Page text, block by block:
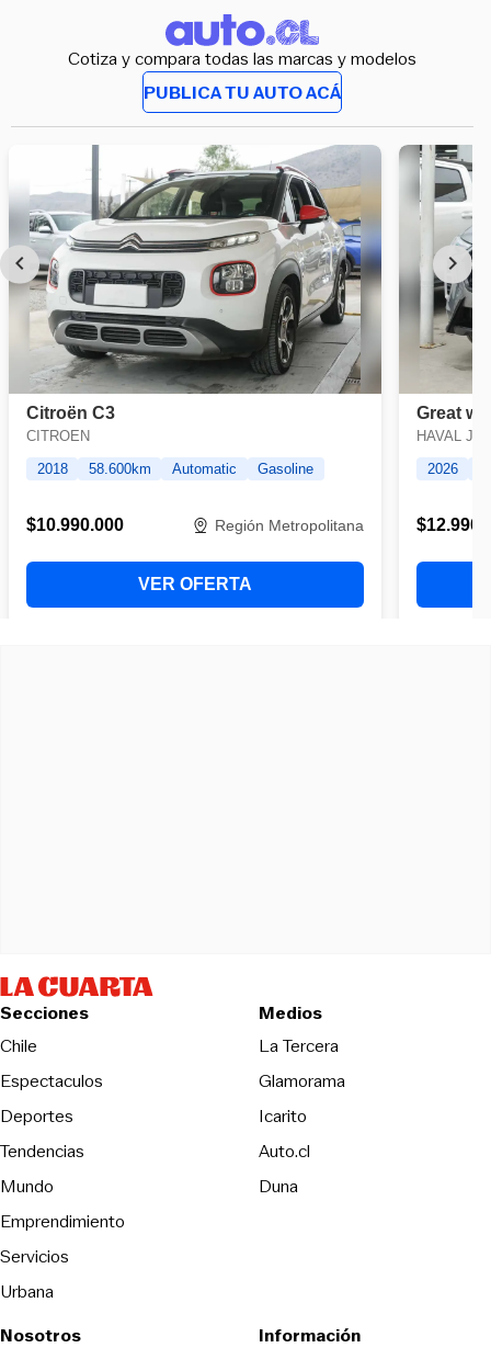
Cotiza y compara todas las marcas y modelos
PUBLICA TU AUTO ACÁ
Secciones
Chile
Espectaculos
Deportes
Tendencias
Mundo
Emprendimiento
Servicios
Urbana
Medios
La TerceraOpens in new
Glamorama
Icarito
Auto.cl
DunaOpens in new window
Nosotros Información